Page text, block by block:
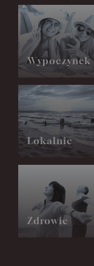
Wypoczynek
Lokalnie
Zdrowie